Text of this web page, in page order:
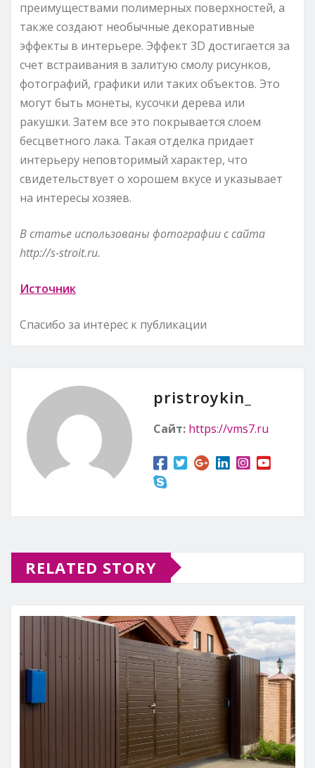
преимуществами полимерных поверхностей, а
также создают необычные декоративные
эффекты в интерьере. Эффект 3D достигается за
счет встраивания в залитую смолу рисунков,
фотографий, графики или таких объектов. Это
могут быть монеты, кусочки дерева или
ракушки. Затем все это покрывается слоем
бесцветного лака. Такая отделка придает
интерьеру неповторимый характер, что
свидетельствует о хорошем вкусе и указывает
на интересы хозяев.
В статье использованы фотографии с сайта
http://s-stroit.ru.
Источник
Спасибо за интерес к публикации
pristroykin_
Сайт: https://vms7.ru
RELATED STORY